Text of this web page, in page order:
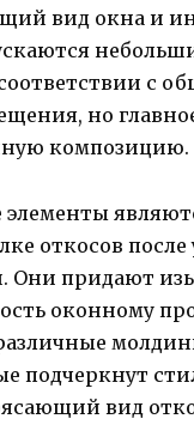
вид окна и
с
но
композицию.
элементы
откосов
Они придают
оконному
подчеркнут
вид